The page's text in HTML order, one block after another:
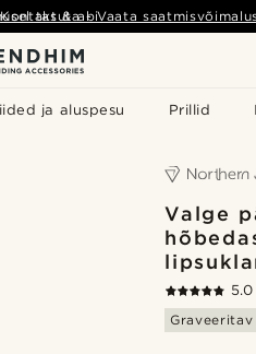
ja aluspesu Prillid
tasuta- Vaata
Kontakt & abi
Valge
5.0
Graveeritav